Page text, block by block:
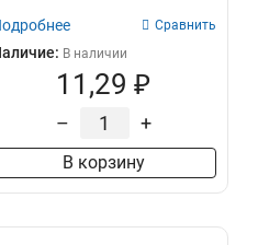
Сравнить
В наличии
11,29 ₽
– +
В корзину